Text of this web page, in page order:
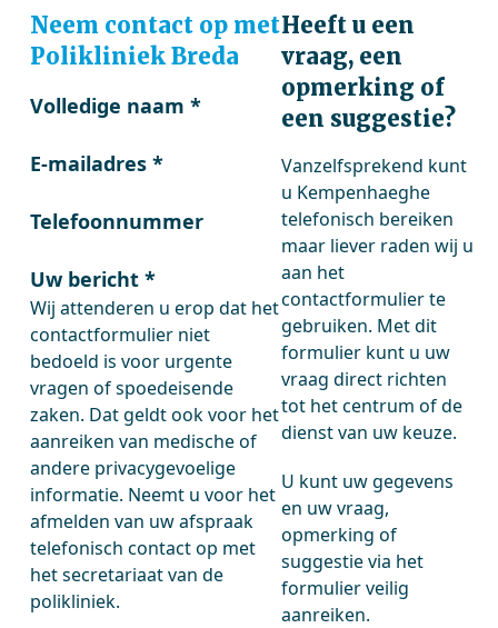
Neem contact op met
Polikliniek Breda
Volledige naam*
E-mailadres*
Telefoonnummer
Uw bericht*
Wij attenderen u erop dat het
contactformulier niet
bedoeld is voor urgente
vragen of spoedeisende
zaken. Dat geldt ook voor het
aanreiken van medische of
andere privacygevoelige
informatie. Neemt u voor het
afmelden van uw afspraak
telefonisch contact op met
het secretariaat van de
polikliniek.
Heeft u een
vraag, een
opmerking of
een suggestie?
Vanzelfsprekend kunt
u Kempenhaeghe
telefonisch bereiken
maar liever raden wij u
aan het
contactformulier te
gebruiken. Met dit
formulier kunt u uw
vraag direct richten
tot het centrum of de
dienst van uw keuze.
U kunt uw gegevens
en uw vraag,
opmerking of
suggestie via het
formulier veilig
aanreiken.